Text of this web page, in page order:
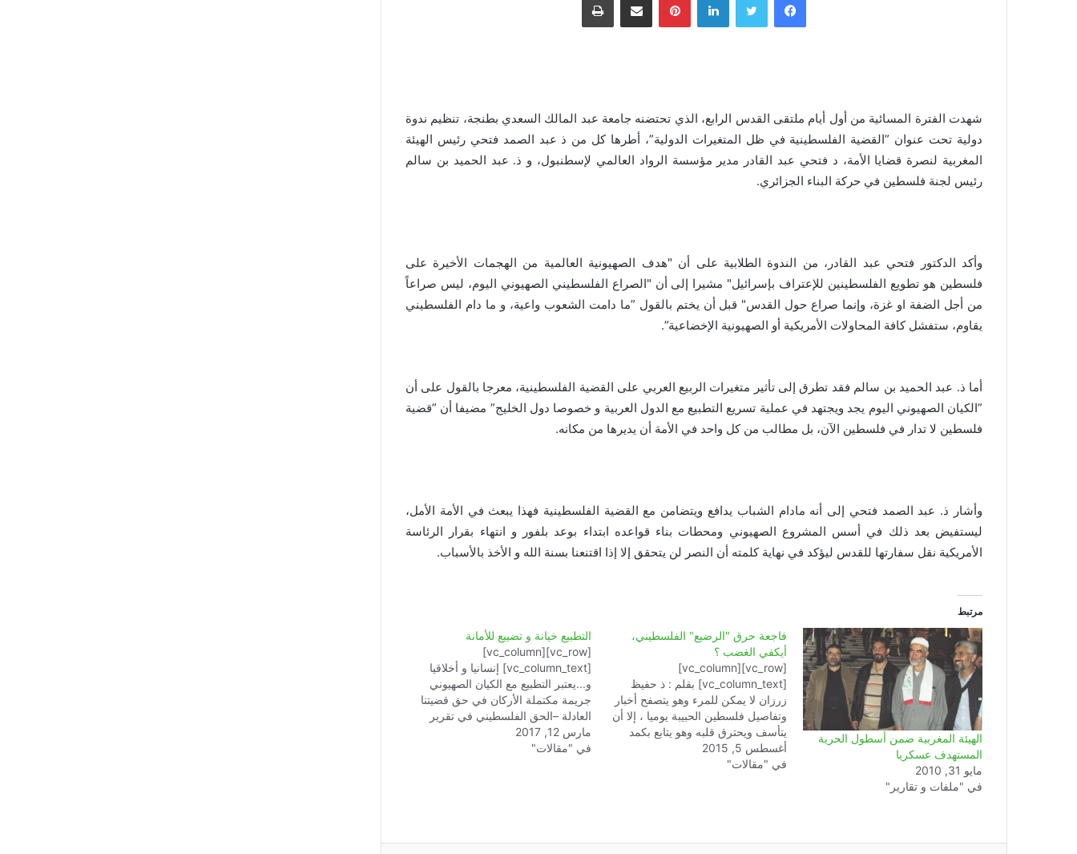
شهدت الفترة المسائية من أول أيام ملتقى القدس الرابع، الذي تحتضنه جامعة عبد المالك السعدي بطنجة، تنظيم ندوة
دولية تحت عنوان ”القضية الفلسطينية في ظل المتغيرات الدولية”، أطرها كل من ذ عبد الصمد فتحي رئيس الهيئة
المغربية لنصرة قضايا الأمة، د فتحي عبد القادر مدير مؤسسة الرواد العالمي لإسطنبول، و ذ. عبد الحميد بن سالم
رئيس لجنة فلسطين في حركة البناء الجزائري.
وأكد الدكتور فتحي عبد القادر، من الندوة الطلابية على أن "هدف الصهيونية العالمية من الهجمات الأخيرة على
فلسطين هو تطويع الفلسطينين للإعتراف بإسرائيل" مشيرا إلى أن "الصراع الفلسطيني الصهيوني اليوم، ليس صراعاً
من أجل الضفة او غزة، وإنما صراع حول القدس" قبل أن يختم بالقول ”ما دامت الشعوب واعية، و ما دام الفلسطيني
يقاوم، ستفشل كافة المحاولات الأمريكية أو الصهيونية الإخضاعية”.
أما ذ. عبد الحميد بن سالم فقد تطرق إلى تأثير متغيرات الربيع العربي على القضية الفلسطينية، معرجا بالقول على أن
”الكيان الصهيوني اليوم يجد ويجتهد في عملية تسريع التطبيع مع الدول العربية و خصوصا دول الخليج” مضيفا أن ”قضية
فلسطين لا تدار في فلسطين الآن، بل مطالب من كل واحد في الأمة أن يديرها من مكانه.
وأشار ذ. عبد الصمد فتحي إلى أنه مادام الشباب يدافع ويتضامن مع القضية الفلسطينية فهذا يبعث في الأمة الأمل،
ليستفيض بعد ذلك في أسس المشروع الصهيوني ومحطات بناء قواعده ابتداء بوعد بلفور و انتهاء بقرار الرئاسة
الأمريكية نقل سفارتها للقدس ليؤكد في نهاية كلمته أن النصر لن يتحقق إلا إذا اقتنعنا بسنة الله و الأخذ بالأسباب.
مرتبط
الهيئة المغربية ضمن أسطول الحرية
المستهدف عسكريا
مايو 31, 2010
في "ملفات و تقارير"
فاجعة حرق "الرضيع" الفلسطيني،
أيكفي الغضب ؟
[vc_row][vc_column]
[vc_column_text] بقلم : ذ حفيظ
زرزان لا يمكن للمرء وهو يتصفح أخبار
وتفاصيل فلسطين الحبيبة يوميا ، إلا أن
يتأسف ويحترق قلبه وهو يتابع بكمد
الأحداث ، طفا على سطحها حرق رضيع
وأسرته في جريمة خطيرة وقف أمامها
أغسطس 5, 2015
في "مقالات"
التطبيع خيانة و تضييع للأمانة
[vc_row][vc_column]
[vc_column_text] إنسانيا و أخلاقيا
و...يعتبر التطبيع مع الكيان الصهيوني
جريمة مكتملة الأركان في حق قضيتنا
العادلة –الحق الفلسطيني في تقرير
مصيره وطرد المحتل من أرضه كافة
أرضه - لكن للأسف الشديد وكما هو
مارس 12, 2017
في "مقالات"